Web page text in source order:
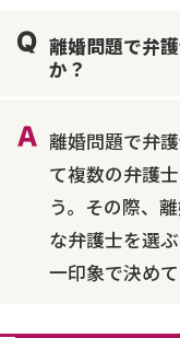
不貞・不倫慰謝料請求
財産分与
離婚問題で弁
か？
離婚問題で弁
て複数の弁護
う。その際、
な弁護士を選
一印象で決めて